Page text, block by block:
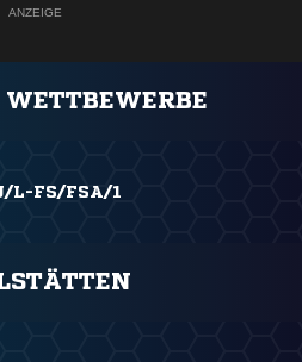
ANZEIGE
L-FS/FSA/1